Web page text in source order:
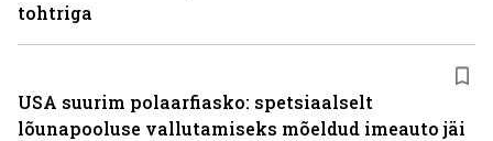
tohtriga
USA suurim polaarfiasko: spetsiaalselt
lõunapooluse vallutamiseks mõeldud imeauto jäi